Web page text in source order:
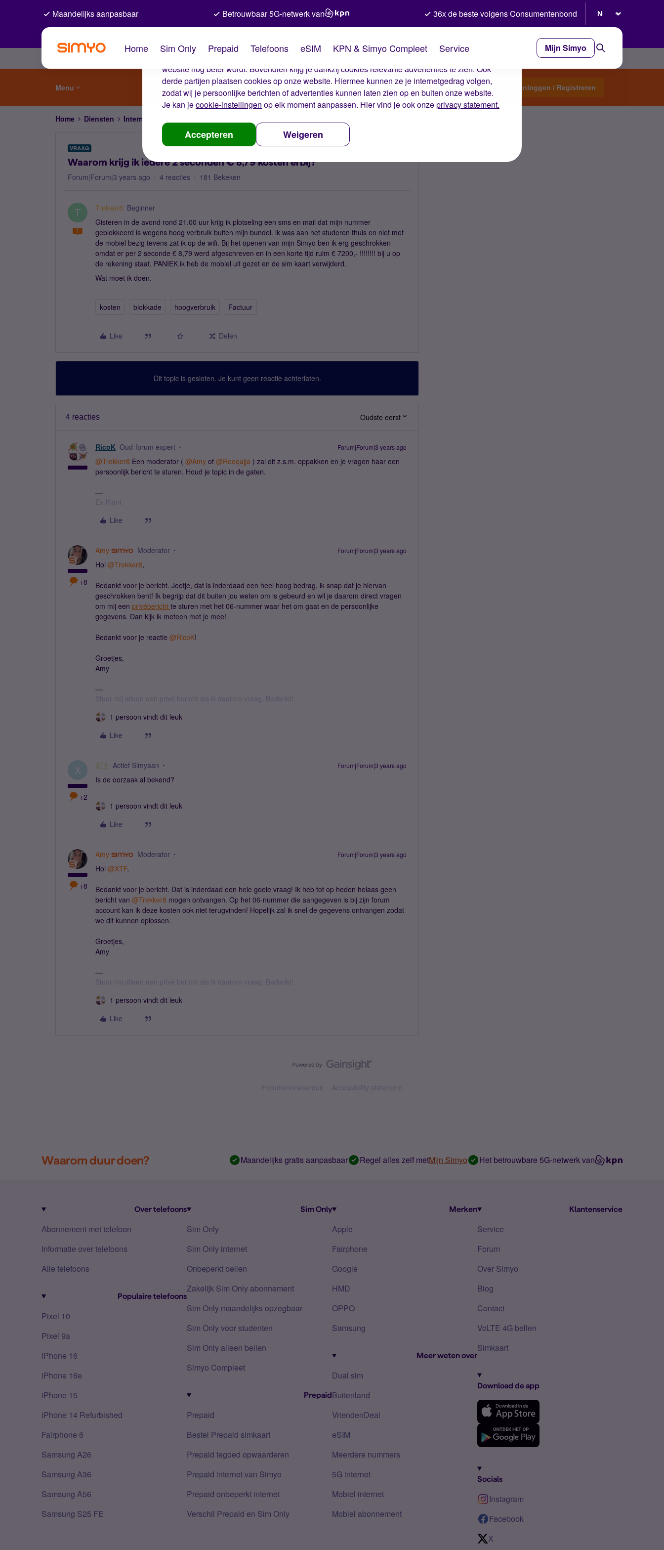
De cookies van Simyo
Wij gebruiken cookies op onze website. Met deze cookies zorgen wij ervoor dat je ervaring op de
website nog beter wordt. Bovendien krijg je dankzij cookies relevante advertenties te zien. Ook
derde partijen plaatsen cookies op onze website. Hiermee kunnen ze je internetgedrag volgen,
zodat wij je persoonlijke berichten of advertenties kunnen laten zien op en buiten onze website.
Je kan jecookie-instellingen op elk moment aanpassen. Hier vind je ook onzeprivacy statement.
Accepteren Weigeren
Maandelijks aanpasbaar Betrouwbaar 5G-netwerk van 36x de beste volgens Consumentenbond
Home Sim Only Prepaid Telefoons eSIM KPN & Simyo Compleet Service Mijn Simyo
Menu Start een topic Inloggen / Registreren
Home Diensten Internet, 4G en 5G
VRAAG
Waarom krijg ik iedere 2 seconden € 8,79 kosten erbij?
Forum|Forum|3 years ago 4 reacties 181 Bekeken
T Trekker8 Beginner
Gisteren in de avond rond 21.00 uur krijg ik plotseling een sms en mail dat mijn nummer
geblokkeerd is wegens hoog verbruik buiten mijn bundel. ik was aan het studeren thuis en niet met
de mobiel bezig tevens zat ik op de wifi. Bij het openen van mijn Simyo ben ik erg geschrokken
omdat er per 2 seconde € 8,79 werd afgeschreven en in een korte tijd ruim € 7200,- !!!!!!!! bij u op
de rekening staat. PANIEK ik heb de mobiel uit gezet en de sim kaart verwijderd.
Wat moet ik doen.
kosten blokkade hoogverbruik Factuur
Like Delen
Dit topic is gesloten. Je kunt geen reactie achterlaten.
4 reacties Oudste eerst
RicoK Oud-forum expert Forum|Forum|3 years ago
@Trekker8 Een moderator ( @Amy of @Roeqajja ) zal dit z.s.m. oppakken en je vragen haar een
persoonlijk bericht te sturen. Houd je topic in de gaten.
Ex-Klant
Like
+8
Amy Moderator Forum|Forum|3 years ago
Hoi @Trekker8,
Bedankt voor je bericht. Jeetje, dat is inderdaad een heel hoog bedrag, ik snap dat je hiervan
geschrokken bent! Ik begrijp dat dit buiten jou weten om is gebeurd en wil je daarom direct vragen
om mij een privébericht te sturen met het 06-nummer waar het om gaat en de persoonlijke
gegevens. Dan kijk ik meteen met je mee!
Bedankt voor je reactie @RicoK!
Groetjes,
Amy
Stuur mij alleen een privé bericht als ik daarom vraag. Bedankt!
1 persoon vindt dit leuk
Like
X
+2
XTF Actief Simyaan Forum|Forum|3 years ago
Is de oorzaak al bekend?
1 persoon vindt dit leuk
Like
+8
Amy Moderator Forum|Forum|3 years ago
Hoi @XTF,
Bedankt voor je bericht. Dat is inderdaad een hele goeie vraag! Ik heb tot op heden helaas geen
bericht van @Trekker8 mogen ontvangen. Op het 06-nummer die aangegeven is bij zijn forum
account kan ik deze kosten ook niet terugvinden! Hopelijk zal ik snel de gegevens ontvangen zodat
we dit kunnen oplossen.
Groetjes,
Amy
Stuur mij alleen een privé bericht als ik daarom vraag. Bedankt!
1 persoon vindt dit leuk
Like
Forumvoorwaarden Accessibility statement
Waarom duur doen? Maandelijks gratis aanpasbaar Regel alles zelf metMijn Simyo Het betrouwbare 5G-netwerk van
Over telefoons
Abonnement met telefoon
Informatie over telefoons
Alle telefoons
Populaire telefoons
Pixel 10
Pixel 9a
iPhone 16
iPhone 16e
iPhone 15
iPhone 14 Refurbished
Fairphone 6
Samsung A26
Samsung A36
Samsung A56
Samsung S25 FE
Sim Only
Sim Only
Sim Only internet
Onbeperkt bellen
Zakelijk Sim Only abonnement
Sim Only maandelijks opzegbaar
Sim Only voor studenten
Sim Only alleen bellen
Simyo Compleet
Prepaid
Prepaid
Bestel Prepaid simkaart
Prepaid tegoed opwaarderen
Prepaid internet van Simyo
Prepaid onbeperkt internet
Verschil Prepaid en Sim Only
Merken
Apple
Fairphone
Google
HMD
OPPO
Samsung
Meer weten over
Dual sim
Buitenland
VriendenDeal
eSIM
Meerdere nummers
5G internet
Mobiel internet
Mobiel abonnement
Klantenservice
Service
Forum
Over Simyo
Blog
Contact
VoLTE 4G bellen
Simkaart
Download de app
Socials
Instagram
Facebook
X